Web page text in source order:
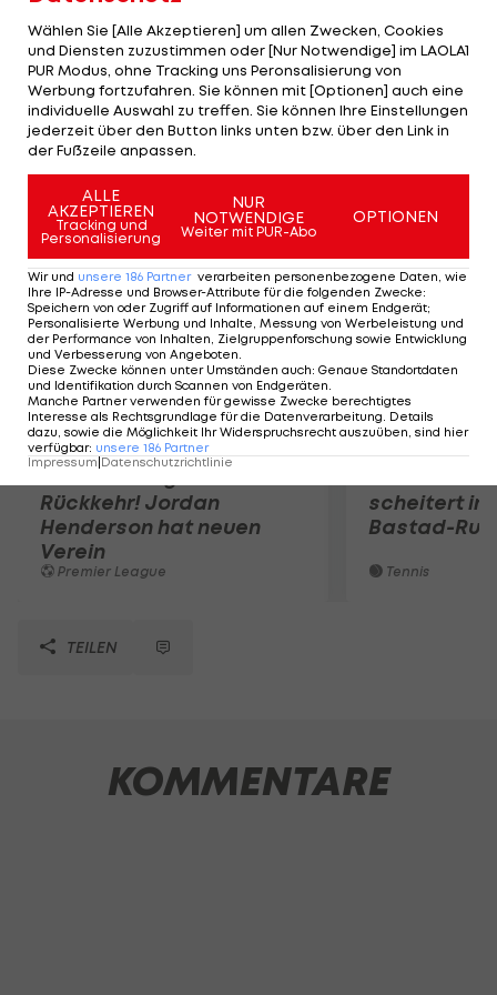
bekommen mit ihm einen Spieler, der uns sicher
weiterbringen kann", freut sich Trainer Peter
Hyballa. Vujadinovic hat viel vor: "Sturm ist ein
großer Verein mit internationalem Ruf, gehört in
den Europacup. Dabei will ich helfen."
Mehr zum Thema
Rückkehr! Jordan
Henderson hat neuen
Verein
Premier League
scheitert in
Bastad-
Tennis
TEILEN
KOMMENTARE
Wählen Sie [Alle Akzeptieren] um allen Zwecken, Cookies
und Diensten zuzustimmen oder [Nur Notwendige] im LAOLA1
PUR Modus, ohne Tracking uns Peronsalisierung von
Werbung fortzufahren. Sie können mit [Optionen] auch eine
individuelle Auswahl zu treffen. Sie können Ihre Einstellungen
jederzeit über den Button links unten bzw. über den Link in
der Fußzeile anpassen.
ALLE
AKZEPTIEREN
Tracking und
Personalisierung
NUR
NOTWENDIGE
Weiter mit PUR-Abo
OPTIONEN
Wir und unsere 186 Partner verarbeiten personenbezogene Daten, wie
Ihre IP-Adresse und Browser-Attribute für die folgenden Zwecke:
Speichern von oder Zugriff auf Informationen auf einem Endgerät;
Personalisierte Werbung und Inhalte, Messung von Werbeleistung und
der Performance von Inhalten, Zielgruppenforschung sowie Entwicklung
und Verbesserung von Angeboten.
Diese Zwecke können unter Umständen auch: Genaue Standortdaten
und Identifikation durch Scannen von Endgeräten.
Manche Partner verwenden für gewisse Zwecke berechtigtes
Interesse als Rechtsgrundlage für die Datenverarbeitung. Details
dazu, sowie die Möglichkeit Ihr Widerspruchsrecht auszuüben, sind hier
verfügbar: unsere 186 Partner
Impressum Datenschutzrichtlinie